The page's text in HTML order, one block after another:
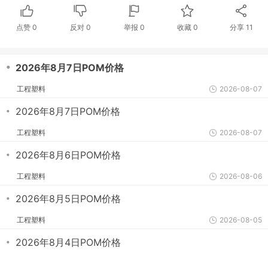
点赞0 反对 0 举报 0 收藏 0 分享 11
・ 2026年8月7日POM价格
工程塑料 2026-08-07
・ 2026年8月7日POM价格
工程塑料 2026-08-07
・ 2026年8月6日POM价格
工程塑料 2026-08-06
・ 2026年8月5日POM价格
工程塑料 2026-08-05
・ 2026年8月4日POM价格